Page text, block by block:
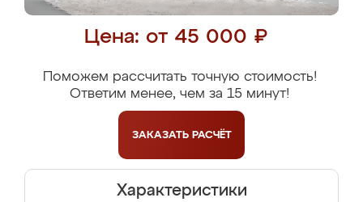
Цена: от 45 000 ₽
Поможем рассчитать точную стоимость!
Ответим менее, чем за 15 минут!
ЗАКАЗАТЬ РАСЧЁТ
Характеристики